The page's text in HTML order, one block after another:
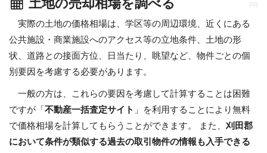
土地の売却相場を調べる PR
実際の土地の価格相場は、学区等の周辺環境、近くにある
公共施設・商業施設へのアクセス等の立地条件、土地の形
状、道路との接面方位、日当たり、眺望など、物件ごとの個
別要因を考慮する必要があります。
一般の方は、これらの要因を考慮して計算することは困難
ですが「 不動産一括査定サイト 」を利用することにより無料
で価格相場を計算してもらうことができます。 また、 刈田郡
において条件が類似する過去の取引物件の情報も入手できる